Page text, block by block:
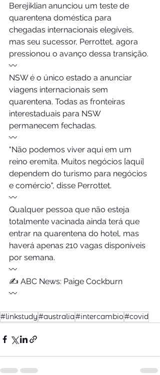
Berejiklian anunciou um teste de
quarentena doméstica para
chegadas internacionais elegíveis,
mas seu sucessor, Perrottet, agora
pressionou o avanço dessa transição.
〰️
NSW é o único estado a anunciar
viagens internacionais sem
quarentena. Todas as fronteiras
interestaduais para NSW
permanecem fechadas.
〰️
"Não podemos viver aqui em um
reino eremita. Muitos negócios [aqui]
dependem do turismo para negócios
e comércio", disse Perrottet.
〰️
Qualquer pessoa que não esteja
totalmente vacinada ainda terá que
entrar na quarentena do hotel, mas
haverá apenas 210 vagas disponíveis
por semana.
〰️
✍️ ABC News: Paige Cockburn
〰️
#linkstudy#australia#intercambio#covid